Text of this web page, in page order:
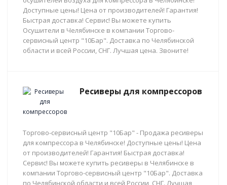
Доступные цены! Цена от производителей! Гарантия!
Быстрая доставка! Сервис! Вы можете купить
Осушители в Челябинске в компании Торгово-
сервисный центр "10Бар". Доставка по Челябинской
области и всей России, СНГ. Лучшая цена. Звоните!
Ресиверы для компрессоров
Торгово-сервисный центр "10Бар" - Продажа ресиверы
для компрессора в Челябинске! Доступные цены! Цена
от производителей! Гарантия! Быстрая доставка!
Сервис! Вы можете купить ресиверы в Челябинске в
компании Торгово-сервисный центр "10Бар". Доставка
по Челябинской области и всей России, СНГ. Лучшая